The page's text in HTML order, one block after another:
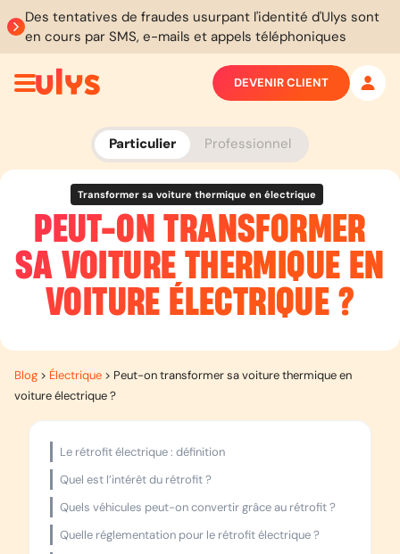
Des tentatives de fraudes usurpant l'identité d'Ulys sont
en cours par SMS, e-mails et appels téléphoniques
Particulier Professionnel
DEVENIR CLIENT
Transformer sa voiture thermique en électrique
PEUT-ON TRANSFORMER
SA VOITURE THERMIQUE EN
VOITURE ÉLECTRIQUE ?
Blog > Électrique > Peut-on transformer sa voiture thermique en
voiture électrique ?
Le rétrofit électrique : définition
Quel est l’intérêt du rétrofit ?
Quels véhicules peut-on convertir grâce au rétrofit ?
Quelle réglementation pour le rétrofit électrique ?